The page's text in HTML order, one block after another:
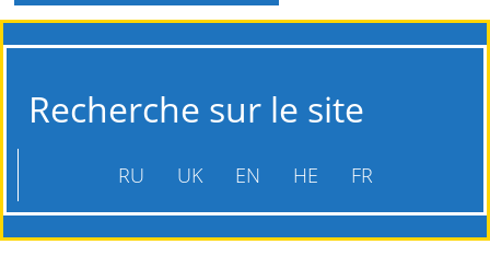
Recherche sur le site
RU UK EN HE FR